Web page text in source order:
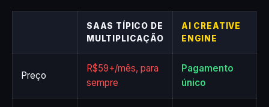
SAAS TÍPICO DE
MULTIPLICAÇÃO
AI CREATIVE
ENGINE
Preço
R$59+/mês, para
sempre
Pagamento
único